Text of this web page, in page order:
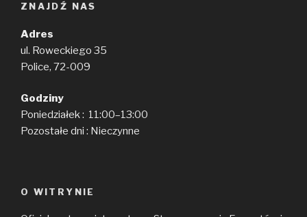
ZNAJDŹ NAS
Adres
ul. Roweckiego 35
Police, 72-009
Godziny
Poniedziałek : 11:00–13:00
Pozostałe dni : Nieczynne
O WITRYNIE